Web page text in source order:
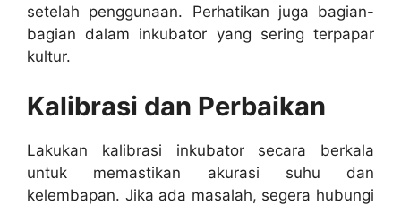
setelah penggunaan. Perhatikan juga bagian-
bagian dalam inkubator yang sering terpapar
kultur.
Kalibrasi dan Perbaikan
Lakukan kalibrasi inkubator secara berkala
untuk memastikan akurasi suhu dan
kelembapan. Jika ada masalah, segera hubungi